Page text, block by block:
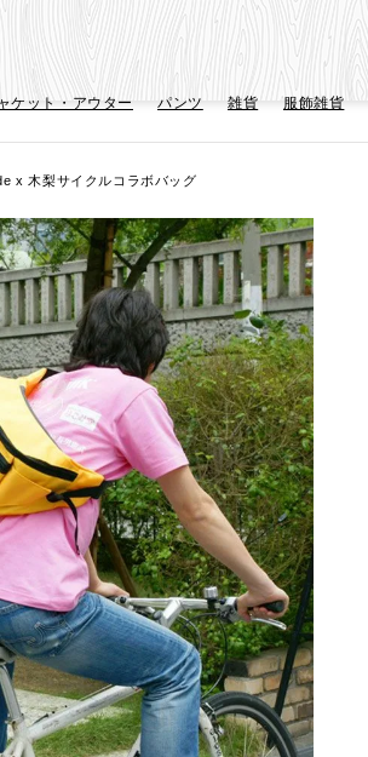
ケット・アウター パンツ 雑貨 服飾雑貨
x 木梨サイクルコラボバッグ